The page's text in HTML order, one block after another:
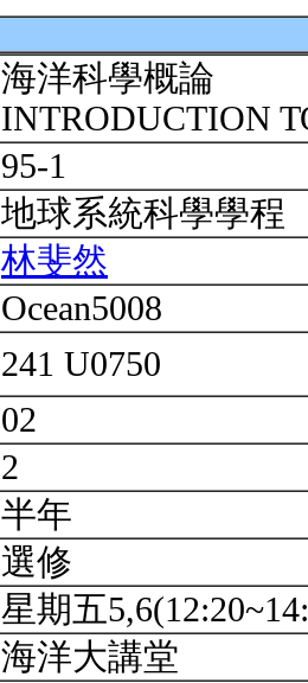
海洋科學概論
INTRODUCTION
95-1
地球系統科學學程
林斐然
Ocean5008
241 U0750
02
2
半年
選修
星期五
海洋大講堂